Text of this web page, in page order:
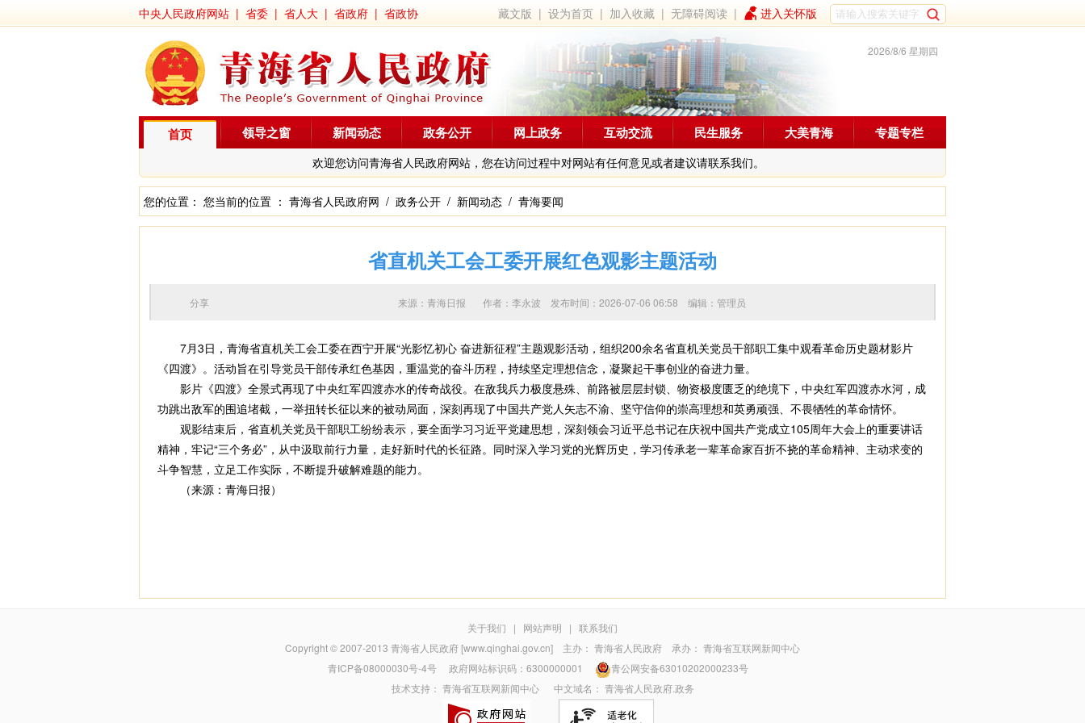
中央人民政府网站 | 省委 | 省人大 | 省政府 | 省政协 藏文版 |设为首页 | 加入收藏 |无障碍阅读 | 进入关怀版
2026/8/6 星期四
首页
欢迎您访问青海省人民政府网站，您在访问过程中对网站有任何意见或者建议请联系我们。
领导之窗 新闻动态 政务公开 网上政务 互动交流 民生服务 大美青海 专题专栏
您的位置： 您当前的位置 ： 青海省人民政府网 / 政务公开 / 新闻动态 / 青海要闻
省直机关工会工委开展红色观影主题活动
来源：青海日报 作者： 李永波 发布时间：2026-07-06 06:58 编辑：管理员
分享
7月3日，青海省直机关工会工委在西宁开展“光影忆初心 奋进新征程”主题观影活动，组织200余名省直机关党员干部职工集中观看革命历史题材影片
《四渡》。活动旨在引导党员干部传承红色基因，重温党的奋斗历程，持续坚定理想信念，凝聚起干事创业的奋进力量。
影片《四渡》全景式再现了中央红军四渡赤水的传奇战役。在敌我兵力极度悬殊、前路被层层封锁、物资极度匮乏的绝境下，中央红军四渡赤水河，成
功跳出敌军的围追堵截，一举扭转长征以来的被动局面，深刻再现了中国共产党人矢志不渝、坚守信仰的崇高理想和英勇顽强、不畏牺牲的革命情怀。
观影结束后，省直机关党员干部职工纷纷表示，要全面学习习近平党建思想，深刻领会习近平总书记在庆祝中国共产党成立105周年大会上的重要讲话
精神，牢记“三个务必”，从中汲取前行力量，走好新时代的长征路。同时深入学习党的光辉历史，学习传承老一辈革命家百折不挠的革命精神、主动求变的
斗争智慧，立足工作实际，不断提升破解难题的能力。
（来源：青海日报）
关于我们 | 网站声明 | 联系我们
Copyright © 2007-2013 青海省人民政府 [www.qinghai.gov.cn] 主办： 青海省人民政府 承办： 青海省互联网新闻中心
青ICP备08000030号-4号政府网站标识码：6300000001
青公网安备63010202000233号
技术支持： 青海省互联网新闻中心中文域名： 青海省人民政府.政务